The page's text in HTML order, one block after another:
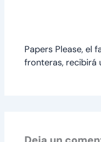
Papers Please, el
fronteras, recibirá